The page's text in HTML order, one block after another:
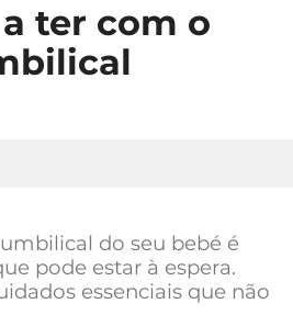
Estimação
ter com o
do seu bebé é
pode estar à espera.
essenciais que não